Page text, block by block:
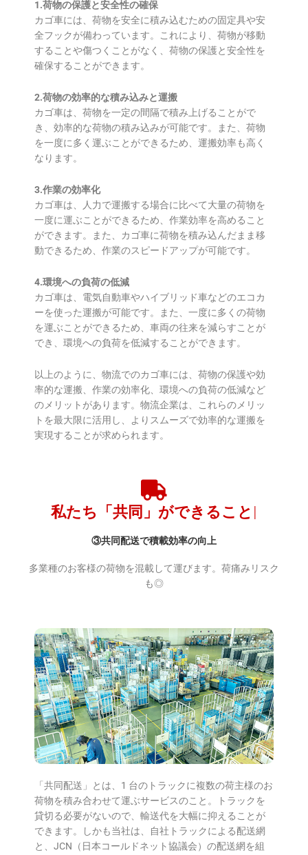
1.荷物の保護と安全性の確保
カゴ車には、荷物を安全に積み込むための固定具や安
全フックが備わっています。これにより、荷物が移動
することや傷つくことがなく、荷物の保護と安全性を
確保することができます。
2.荷物の効率的な積み込みと運搬
カゴ車は、荷物を一定の間隔で積み上げることがで
き、効率的な荷物の積み込みが可能です。また、荷物
を一度に多く運ぶことができるため、運搬効率も高く
なります。
3.作業の効率化
カゴ車は、人力で運搬する場合に比べて大量の荷物を
一度に運ぶことができるため、作業効率を高めること
ができます。また、カゴ車に荷物を積み込んだまま移
動できるため、作業のスピードアップが可能です。
4.環境への負荷の低減
カゴ車は、電気自動車やハイブリッド車などのエコカ
ーを使った運搬が可能です。また、一度に多くの荷物
を運ぶことができるため、車両の往来を減らすことが
でき、環境への負荷を低減することができます。
以上のように、物流でのカゴ車には、荷物の保護や効
率的な運搬、作業の効率化、環境への負荷の低減など
のメリットがあります。物流企業は、これらのメリッ
トを最大限に活用し、よりスムーズで効率的な運搬を
実現することが求められます。
③共同配送で積載効率の向上
多業種のお客様の荷物を混載して運びます。荷痛みリスク
も◎
「共同配送」とは、1 台のトラックに複数の荷主様のお
荷物を積み合わせて運ぶサービスのこと。トラックを
貸切る必要がないので、輸送代を⼤幅に抑えることが
できます。しかも当社は、⾃社トラックによる配送網
と、JCN（⽇本コールドネット協議会）の配送網を組